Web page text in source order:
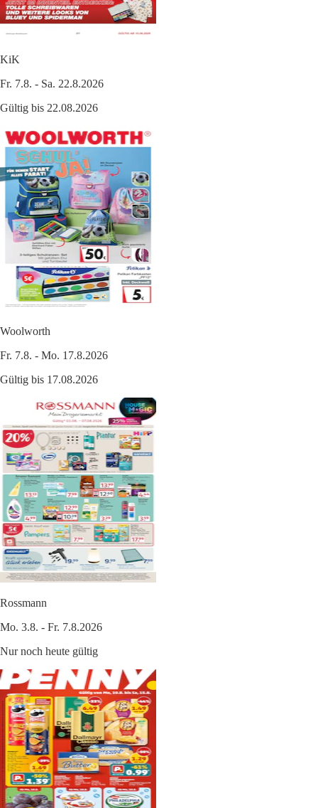
KiK
Fr. 7.8. - Sa. 22.8.2026
Gültig bis 22.08.2026
Woolworth
Fr. 7.8. - Mo. 17.8.2026
Gültig bis 17.08.2026
Rossmann
Mo. 3.8. - Fr. 7.8.2026
Nur noch heute gültig